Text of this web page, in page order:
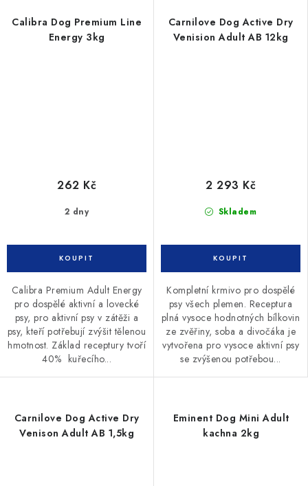
Calibra Dog Premium Line
Energy 3kg
2 dny
262 Kč
Calibra Premium Adult Energy
pro dospělé aktivní a lovecké
psy, pro aktivní psy v zátěži a
psy, kteří potřebují zvýšit tělenou
hmotnost. Základ receptury tvoří
40% kuřecího...
Carnilove Dog Active Dry
Venision Adult AB 12kg
Skladem
2 293 Kč
Kompletní krmivo pro dospělé
psy všech plemen. Receptura
plná vysoce hodnotných bílkovin
ze zvěřiny, soba a divočáka je
vytvořena pro vysoce aktivní psy
se zvýšenou potřebou...
Carnilove Dog Active Dry
Venison Adult AB 1,5kg
Eminent Dog Mini Adult
kachna 2kg